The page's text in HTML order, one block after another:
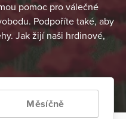
pomoc pro válečné
Podpoříte také, aby
Jak žijí naši hrdinové,
Měsíčně